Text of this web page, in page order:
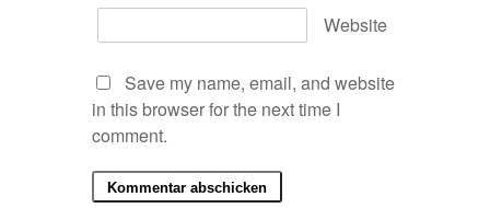
Website
Save my name, email, and website
in this browser for the next time I
comment.